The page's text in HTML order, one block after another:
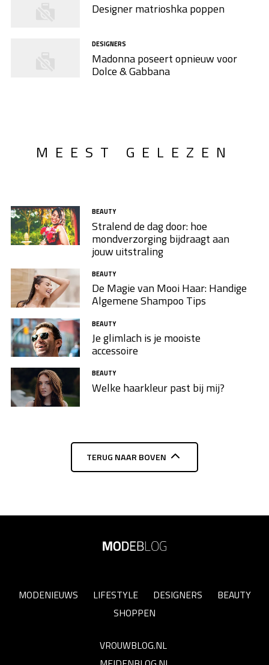
Designer matrioshka poppen
DESIGNERS
Madonna poseert opnieuw voor
Dolce & Gabbana
MEEST GELEZEN
BEAUTY
Stralend de dag door: hoe
mondverzorging bijdraagt aan
jouw uitstraling
BEAUTY
De Magie van Mooi Haar: Handige
Algemene Shampoo Tips
BEAUTY
Je glimlach is je mooiste
accessoire
BEAUTY
Welke haarkleur past bij mij?
TERUG NAAR BOVEN
MODENIEUWS LIFESTYLE DESIGNERS
BEAUTY
SHOPPEN
VROUWBLOG.NL